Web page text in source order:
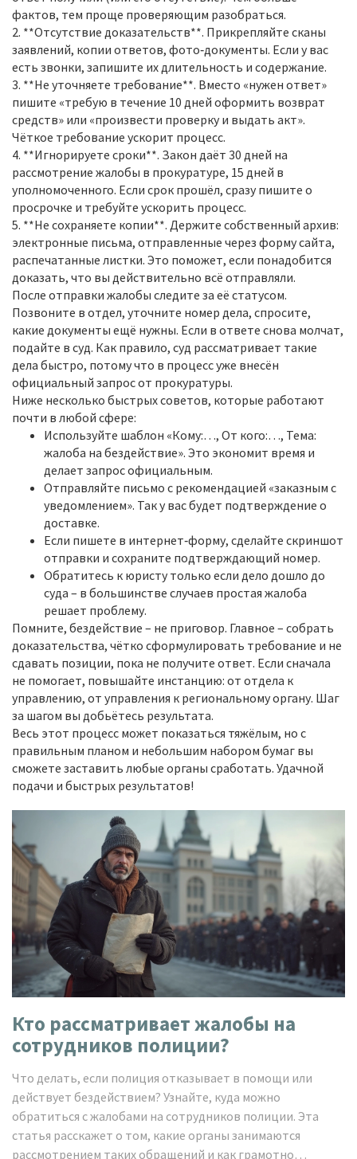
фактов, тем проще проверяющим разобраться.
2. **Отсутствие доказательств**. Прикрепляйте сканы
заявлений, копии ответов, фото‑документы. Если у вас
есть звонки, запишите их длительность и содержание.
3. **Не уточняете требование**. Вместо «нужен ответ»
пишите «требую в течение 10 дней оформить возврат
средств» или «произвести проверку и выдать акт».
Чёткое требование ускорит процесс.
4. **Игнорируете сроки**. Закон даёт 30 дней на
рассмотрение жалобы в прокуратуре, 15 дней в
уполномоченного. Если срок прошёл, сразу пишите о
просрочке и требуйте ускорить процесс.
5. **Не сохраняете копии**. Держите собственный архив:
электронные письма, отправленные через форму сайта,
распечатанные листки. Это поможет, если понадобится
доказать, что вы действительно всё отправляли.
После отправки жалобы следите за её статусом.
Позвоните в отдел, уточните номер дела, спросите,
какие документы ещё нужны. Если в ответе снова молчат,
подайте в суд. Как правило, суд рассматривает такие
дела быстро, потому что в процесс уже внесён
официальный запрос от прокуратуры.
Ниже несколько быстрых советов, которые работают
почти в любой сфере:
Используйте шаблон «Кому:…, От кого:…, Тема:
жалоба на бездействие». Это экономит время и
делает запрос официальным.
Отправляйте письмо с рекомендацией «заказным с
уведомлением». Так у вас будет подтверждение о
доставке.
Если пишете в интернет‑форму, сделайте скриншот
отправки и сохраните подтверждающий номер.
Обратитесь к юристу только если дело дошло до
суда – в большинстве случаев простая жалоба
решает проблему.
Помните, бездействие – не приговор. Главное – собрать
доказательства, чётко сформулировать требование и не
сдавать позиции, пока не получите ответ. Если сначала
не помогает, повышайте инстанцию: от отдела к
управлению, от управления к региональному органу. Шаг
за шагом вы добьётесь результата.
Весь этот процесс может показаться тяжёлым, но с
правильным планом и небольшим набором бумаг вы
сможете заставить любые органы сработать. Удачной
подачи и быстрых результатов!
Кто рассматривает жалобы на
сотрудников полиции?
Что делать, если полиция отказывает в помощи или
действует бездействием? Узнайте, куда можно
обратиться с жалобами на сотрудников полиции. Эта
статья расскажет о том, какие органы занимаются
рассмотрением таких обращений и как грамотно